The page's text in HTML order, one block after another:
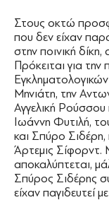
Στους οκτώ
που δεν είχαν
στην ποινική
Πρόκειται για
Μηνιάτη, την
Αγγελική
Ιωάννη Φυτιλή,
και Σπύρο Σιδέρη,
Άρτεμις Σίφορντ.
αποκαλύπτεται,
Σπύρος Σιδέρης
είχαν παγιδευτεί